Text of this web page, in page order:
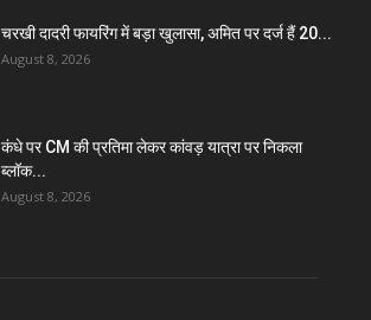
चरखी दादरी फायरिंग में बड़ा खुलासा, अमित पर दर्ज हैं 20...
August 8, 2026
कंधे पर CM की प्रतिमा लेकर कांवड़ यात्रा पर निकला
ब्लॉक...
August 8, 2026